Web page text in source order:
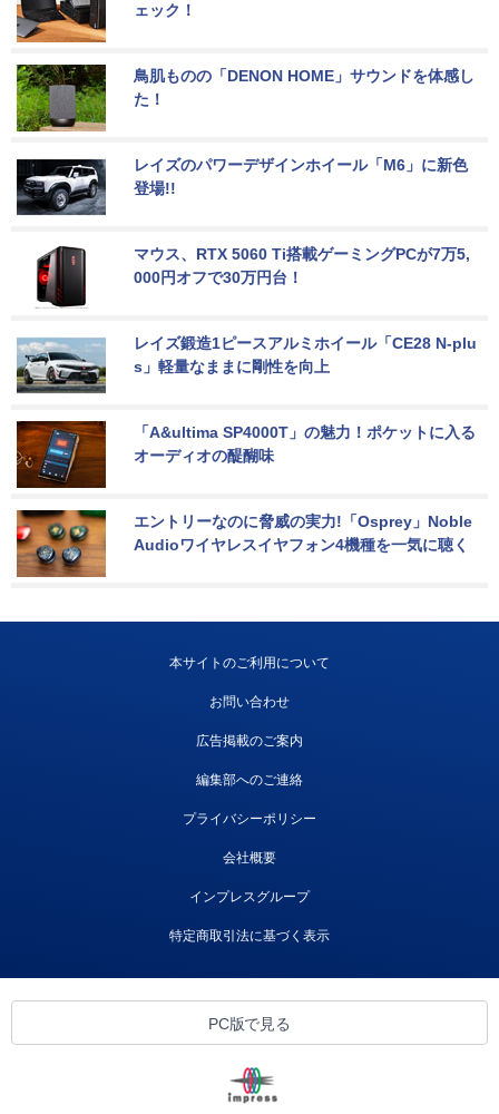
ェック！
鳥肌ものの「DENON HOME」サウンドを体感し
た！
レイズのパワーデザインホイール「M6」に新色
登場!!
マウス、RTX 5060 Ti搭載ゲーミングPCが7万5,
000円オフで30万円台！
レイズ鍛造1ピースアルミホイール「CE28 N-plu
s」軽量なままに剛性を向上
「A&ultima SP4000T」の魅力！ポケットに入る
オーディオの醍醐味
エントリーなのに脅威の実力!「Osprey」Noble
Audioワイヤレスイヤフォン4機種を一気に聴く
本サイトのご利用について
お問い合わせ
広告掲載のご案内
編集部へのご連絡
プライバシーポリシー
会社概要
インプレスグループ
特定商取引法に基づく表示
PC版で見る